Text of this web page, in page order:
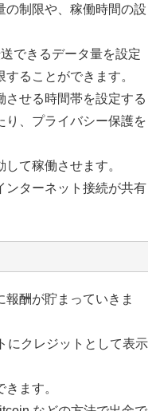
の制限や、稼働時間の設
できるデータ量を設定
ることができます。
させる時間帯を設定する
り、プライバシー保護を
て稼働させます。
ンターネット接続が共有
酬が貯まっていきま
にクレジットとして表示
ます。